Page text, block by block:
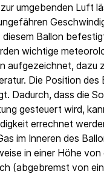
umgebenden Luft
diesem Ballon
wichtige
aufgezeichnet, dazu
Die Position
Dadurch, dass die
gesteuert wird,
errechnet
im Inneren des
in einer Höhe
(abgebremst von